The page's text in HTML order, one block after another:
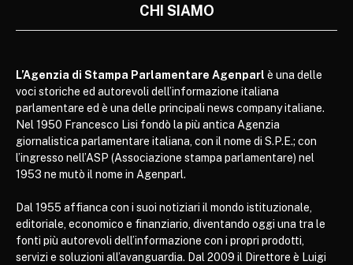
CHI SIAMO
L’Agenzia di Stampa Parlamentare Agenparl è una delle
voci storiche ed autorevoli dell’informazione italiana
parlamentare ed è una delle principali news company italiane.
Nel 1950 Francesco Lisi fondò la più antica Agenzia
giornalistica parlamentare italiana, con il nome di S.P.E.; con
l’ingresso nell’ASP (Associazione stampa parlamentare) nel
1953 ne mutò il nome in Agenparl.
Dal 1955 affianca con i suoi notiziari il mondo istituzionale,
editoriale, economico e finanziario, diventando oggi una tra le
fonti più autorevoli dell’informazione con i propri prodotti,
servizi e soluzioni all’avanguardia. Dal 2009 il Direttore è Luigi